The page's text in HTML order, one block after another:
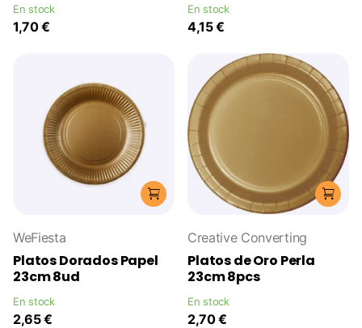
En stock
1,70 €
En stock
4,15 €
WeFiesta
Platos Dorados Papel
23cm 8ud
En stock
2,65 €
Creative Converting
Platos de Oro Perla
23cm 8pcs
En stock
2,70 €